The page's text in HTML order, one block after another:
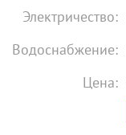
Электричество:
Водоснабжение:
Цена: